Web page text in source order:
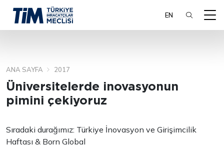
EN
ANA SAYFA 2017
Üniversitelerde inovasyonun
pimini çekiyoruz
Sıradaki durağımız: Türkiye İnovasyon ve Girişimcilik
Haftası & Born Global